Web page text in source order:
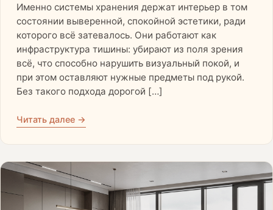
Именно системы хранения держат интерьер в том
состоянии выверенной, спокойной эстетики, ради
которого всё затевалось. Они работают как
инфраструктура тишины: убирают из поля зрения
всё, что способно нарушить визуальный покой, и
при этом оставляют нужные предметы под рукой.
Без такого подхода дорогой […]
Читать далее →